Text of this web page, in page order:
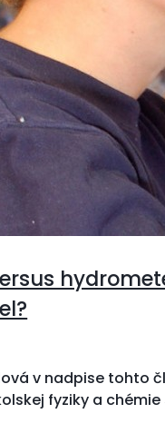
v nadpise tohto
fyziky a chémie